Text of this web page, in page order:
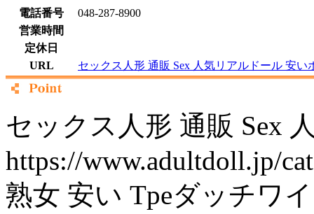
電話番号
048-287-8900
営業時間
定休日
URL
セックス人形 通販 Sex 人気リアルドール 安い
セックス人形 通販 Sex
https://www.adultdoll.jp/
熟女 安い Tpeダッチワ